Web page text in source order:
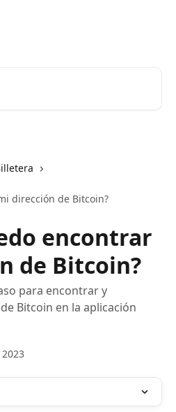
dirección de Bitcoin?
encontrar
de Bitcoin?
para encontrar y
Bitcoin en la aplicación